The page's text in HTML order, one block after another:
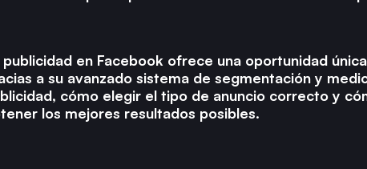
publicidad en Facebook ofrece una oportunidad
a su avanzado sistema de segmentación y
cómo elegir el tipo de anuncio correcto y
los mejores resultados posibles.